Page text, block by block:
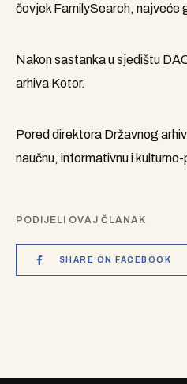
čovjek FamilySearch, najveće
Nakon sastanka u sjedištu
arhiva Kotor.
Pored direktora Državnog
naučnu, informativnu i
PODIJELI OVAJ ČLANAK
SHARE ON FACEBOOK